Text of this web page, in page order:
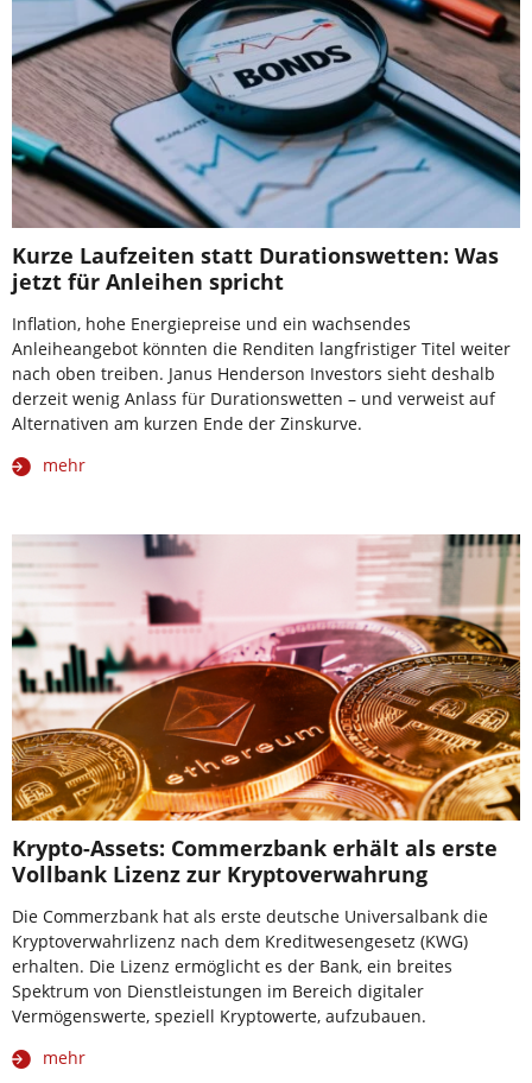
Kurze Laufzeiten statt Durationswetten: Was
jetzt für Anleihen spricht
Inflation, hohe Energiepreise und ein wachsendes
Anleiheangebot könnten die Renditen langfristiger Titel weiter
nach oben treiben. Janus Henderson Investors sieht deshalb
derzeit wenig Anlass für Durationswetten – und verweist auf
Alternativen am kurzen Ende der Zinskurve.
mehr
Krypto-Assets: Commerzbank erhält als erste
Vollbank Lizenz zur Kryptoverwahrung
Die Commerzbank hat als erste deutsche Universalbank die
Kryptoverwahrlizenz nach dem Kreditwesengesetz (KWG)
erhalten. Die Lizenz ermöglicht es der Bank, ein breites
Spektrum von Dienstleistungen im Bereich digitaler
Vermögenswerte, speziell Kryptowerte, aufzubauen.
mehr